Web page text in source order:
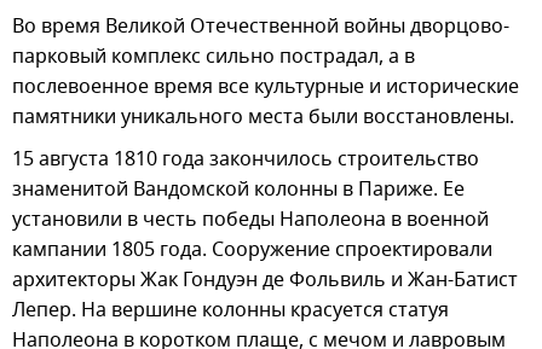
Во время Великой Отечественной войны дворцово-
парковый комплекс сильно пострадал, а в
послевоенное время все культурные и исторические
памятники уникального места были восстановлены.
15 августа 1810 года закончилось строительство
знаменитой Вандомской колонны в Париже. Ее
установили в честь победы Наполеона в военной
кампании 1805 года. Сооружение спроектировали
архитекторы Жак Гондуэн де Фольвиль и Жан-Батист
Лепер. На вершине колонны красуется статуя
Наполеона в коротком плаще, с мечом и лавровым